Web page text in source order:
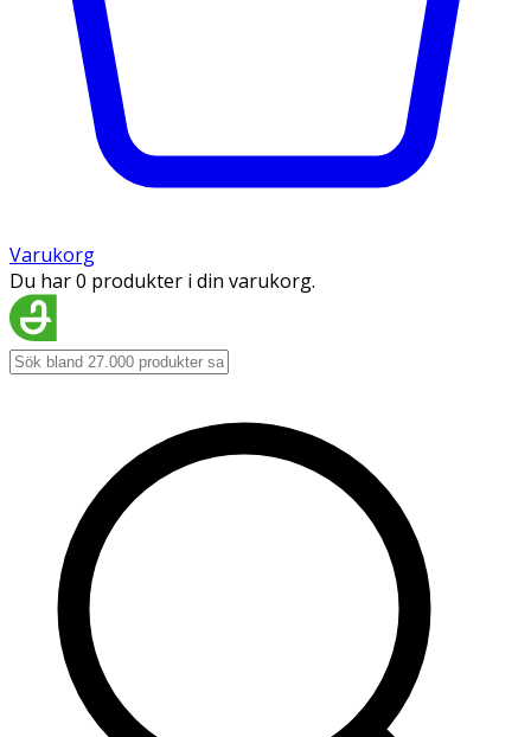
Varukorg
Du har 0 produkter i din varukorg.